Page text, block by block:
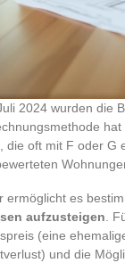
2024 wurden die
die oft mit F oder G
ermöglicht es
aufzusteigen.
(eine
und die